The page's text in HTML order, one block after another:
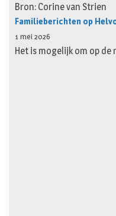
Bron: Corine van Strien
Familieberichten op
1 mei 2026
Het is mogelijk om op